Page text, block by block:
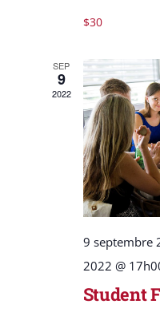
$30
SEP
9
2022
9 septembre
2022 @
Student